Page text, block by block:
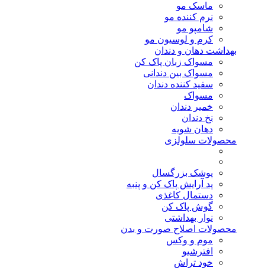
ماسک مو
نرم کننده مو
شامپو مو
کرم و لوسیون مو
بهداشت دهان و دندان
مسواک زبان پاک کن
مسواک بین دندانی
سفید کننده دندان
مسواک
خمیر دندان
نخ دندان
دهان شویه
محصولات سلولزی
پوشک بزرگسال
پد آرایش پاک کن و پنبه
دستمال کاغذی
گوش پاک کن
نوار بهداشتی
محصولات اصلاح صورت و بدن
موم و وکس
افترشیو
خود تراش